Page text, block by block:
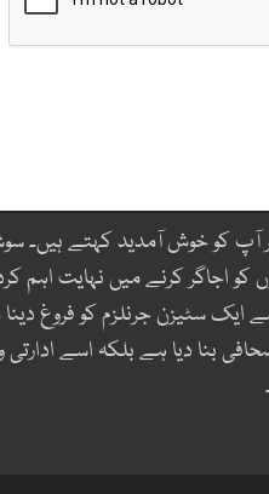
پر آپ کو خوش آمدید کہتے ہیں۔
اجاگر کرنے میں نہایت اہم
سٹیزن جرنلزم کو فروغ
بنا دیا ہے بلکہ اسے ادارتی و